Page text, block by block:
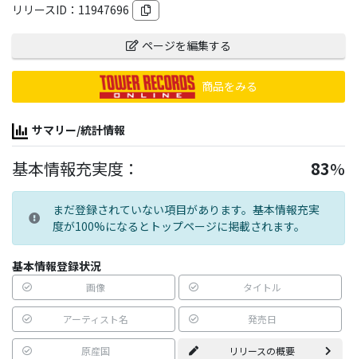
リリースID： 11947696
ページを編集する
商品をみる
サマリー/統計情報
基本情報充実度： 83%
まだ登録されていない項目があります。基本情報充実
度が100%になるとトップページに掲載されます。
基本情報登録状況
画像 タイトル
アーティスト名 発売日
原産国 リリースの概要